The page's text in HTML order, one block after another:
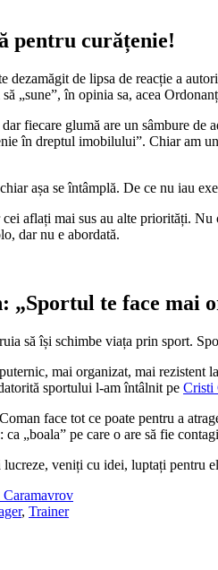
pentru curățenie!
dezamăgit de lipsa de reacție a
„sune”, în opinia sa, acea
fiecare glumă are un sâmbure
în dreptul imobilului”. Chiar am
așa se întâmplă. De ce nu iau
aflați mai sus au alte priorități.
dar nu e abordată.
„Sportul te face mai
să își schimbe viața prin sport.
mai organizat, mai rezistent
sportului l-am întâlnit pe Cristi
face tot ce poate pentru a
„boala” pe care o are să fie
veniți cu idei, luptați pentru
, Trainer